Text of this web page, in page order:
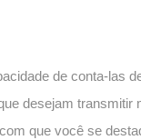
de conta-las
desejam transmitir
que você se